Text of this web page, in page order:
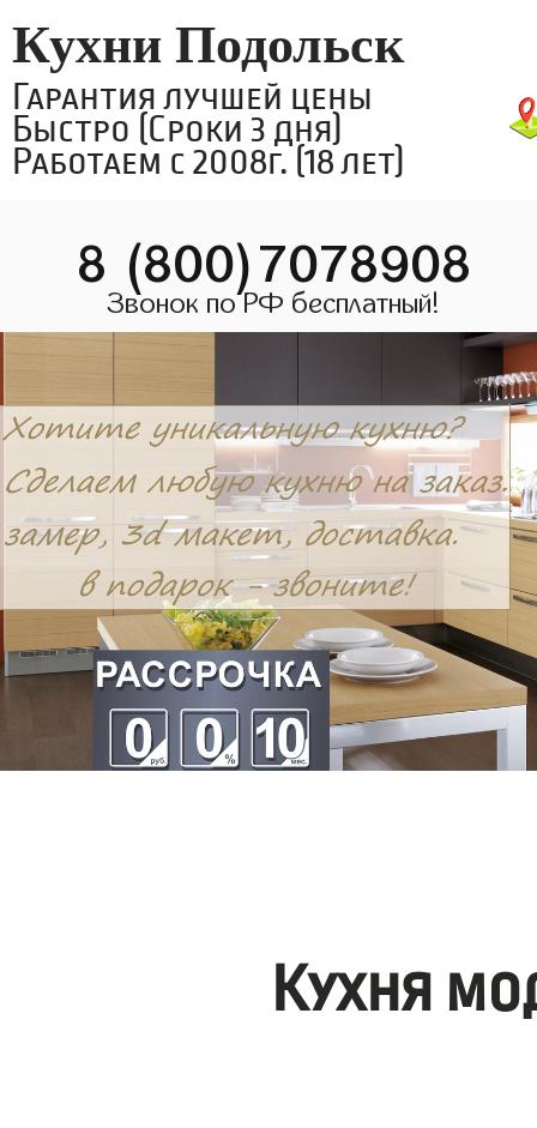
Кухни Подольск
Гарантия лучшей цены
Быстро (Сроки 3 дня)
Работаем с 2008г. (18 лет)
8 (800)7078908
Звонок по РФ бесплатный!
Кухня